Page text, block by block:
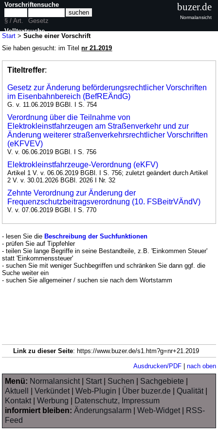
Start >Suche einer Vorschrift
Sie haben gesucht: im Titelnr 21.2019
Titeltreffer:
Gesetz zur Änderung beförderungsrechtlicher Vorschriften
im Eisenbahnbereich (BefREÄndG)
G. v. 11.06.2019 BGBl. I S. 754
Verordnung über die Teilnahme von
Elektrokleinstfahrzeugen am Straßenverkehr und zur
Änderung weiterer straßenverkehrsrechtlicher Vorschriften
(eKFVEV)
V. v. 06.06.2019 BGBl. I S. 756
Elektrokleinstfahrzeuge-Verordnung (eKFV)
Artikel 1 V. v. 06.06.2019 BGBl. I S. 756; zuletzt geändert durch Artikel
2 V. v. 30.01.2026 BGBl. 2026 I Nr. 32
Zehnte Verordnung zur Änderung der
Frequenzschutzbeitragsverordnung (10. FSBeitrVÄndV)
V. v. 07.06.2019 BGBl. I S. 770
- lesen Sie dieBeschreibung der Suchfunktionen
- prüfen Sie auf Tippfehler
- teilen Sie lange Begriffe in seine Bestandteile, z.B. 'Einkommen Steuer'
statt 'Einkommenssteuer'
- suchen Sie mit weniger Suchbegriffen und schränken Sie dann ggf. die
Suche weiter ein
- suchen Sie allgemeiner / suchen sie nach dem Wortstamm
Vorschriftensuche
§ / Art.
Gesetz
Volltextsuche
buzer.de
Normalansicht
Link zu dieser Seite: https://www.buzer.de/s1.htm?g=nr+21.2019
Ausdrucken/PDF| nach oben
Menü: Normalansicht| Start| Suchen Sachgebiete
Aktuell
|Verkündet|Web-Plugin Über buzer.de |Qualität|
Kontakt|Werbung
Datenschutz, Impressum
informiert bleiben: Änderungsalarm |Web-Widget|
RSS-
Feed